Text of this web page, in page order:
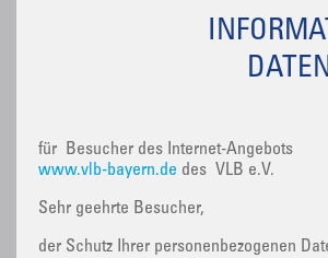
für Besucher des Internet-Angebots
www.vlb-bayern.de des VLB e.V.
Sehr geehrte Besucher,
der Schutz Ihrer personenbezogenen